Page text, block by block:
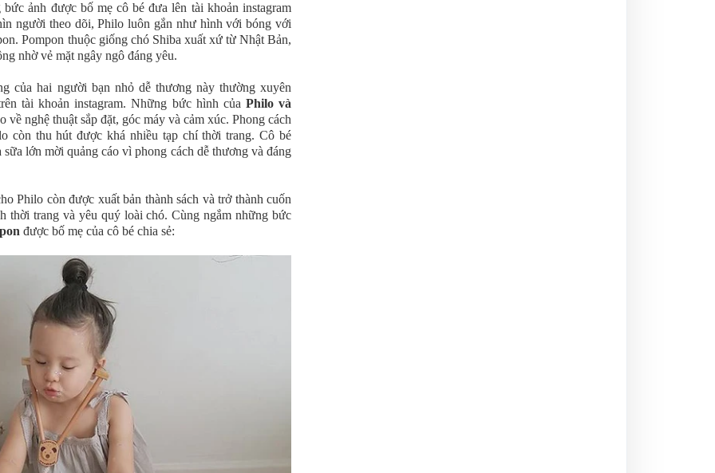
ảnh được bố mẹ cô bé đưa lên tài khoản instagram
người theo dõi, Philo luôn gắn như hình với bóng với
Pompon thuộc giống chó Shiba xuất xứ từ Nhật Bản,
nhờ vẻ mặt ngây ngô đáng yêu.
của hai người bạn nhỏ dễ thương này thường xuyên
tài khoản instagram. Những bức hình của Philo và
về nghệ thuật sắp đặt, góc máy và cảm xúc. Phong cách
còn thu hút được khá nhiều tạp chí thời trang. Cô bé
lớn mời quảng cáo vì phong cách dễ thương và đáng
Philo còn được xuất bản thành sách và trở thành cuốn
thời trang và yêu quý loài chó. Cùng ngắm những bức
được bố mẹ của cô bé chia sẻ: